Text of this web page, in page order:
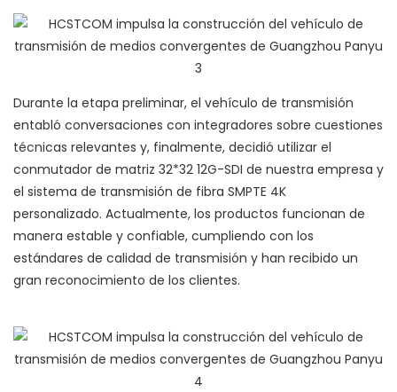
Durante la etapa preliminar, el vehículo de transmisión
entabló conversaciones con integradores sobre cuestiones
técnicas relevantes y, finalmente, decidió utilizar el
conmutador de matriz 32*32 12G-SDI de nuestra empresa y
el sistema de transmisión de fibra SMPTE 4K
personalizado. Actualmente, los productos funcionan de
manera estable y confiable, cumpliendo con los
estándares de calidad de transmisión y han recibido un
gran reconocimiento de los clientes.